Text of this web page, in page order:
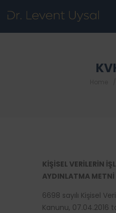
KİŞİSEL VERİLERİN
AYDINLATMA METNİ
6698 sayılı Kişisel
Kanunu, 07.04.2016